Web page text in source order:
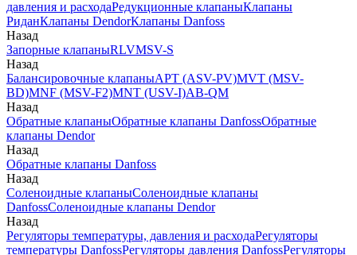
давления и расходаРедукционные клапаныКлапаны
РиданКлапаны DendorКлапаны Danfoss
Назад
Запорные клапаныRLVMSV-S
Назад
Балансировочные клапаныAPT (ASV-PV)MVT (MSV-
BD)MNF (MSV-F2)MNT (USV-I)AB-QM
Назад
Обратные клапаныОбратные клапаны DanfossОбратные
клапаны Dendor
Назад
Обратные клапаны Danfoss
Назад
Соленоидные клапаныСоленоидные клапаны
DanfossСоленоидные клапаны Dendor
Назад
Регуляторы температуры, давления и расходаРегуляторы
температуры DanfossРегуляторы давления DanfossРегуляторы